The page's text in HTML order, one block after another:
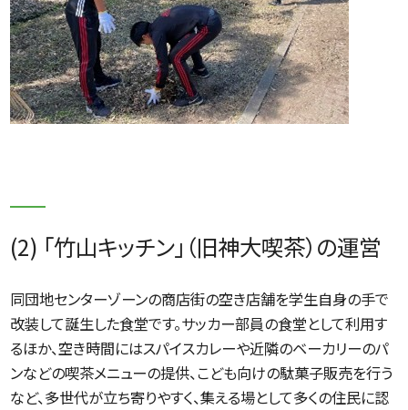
(2) 「竹山キッチン」（旧神大喫茶）の運営
同団地センターゾーンの商店街の空き店舗を学生自身の手で
改装して誕生した食堂です。サッカー部員の食堂として利用す
るほか、空き時間にはスパイスカレーや近隣のベーカリーのパ
ンなどの喫茶メニューの提供、こども向けの駄菓子販売を行う
など、多世代が立ち寄りやすく、集える場として多くの住民に認